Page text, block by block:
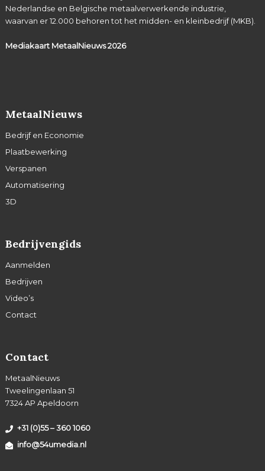
Nederlandse en Belgische metaalverwerkende industrie,
waarvan er 12.000 behoren tot het midden- en kleinbedrijf (MKB).
Mediakaart MetaalNieuws2026
MetaalNieuws
Bedrijf en Economie
Plaatbewerking
Verspanen
Automatisering
3D
Bedrijvengids
Aanmelden
Bedrijven
Video’s
Contact
Contact
MetaalNieuws
Tweelingenlaan 51
7324 AP Apeldoorn
+31 (0)55 – 360 1060
info@54umedia.nl